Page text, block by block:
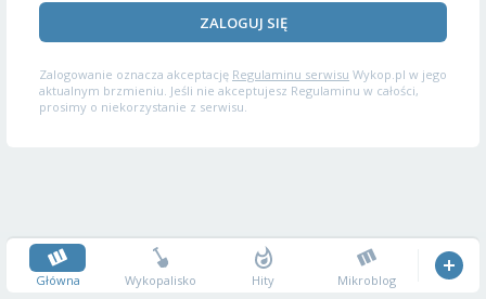
ZALOGUJ SIĘ
Zalogowanie oznacza akceptację Regulaminu serwisu Wykop.pl w jego
aktualnym brzmieniu. Jeśli nie akceptujesz Regulaminu w całości,
prosimy o niekorzystanie z serwisu.
Główna Wykopalisko Hity Mikroblog